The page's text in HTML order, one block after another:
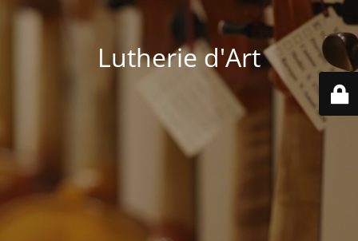
Lutherie d'Art